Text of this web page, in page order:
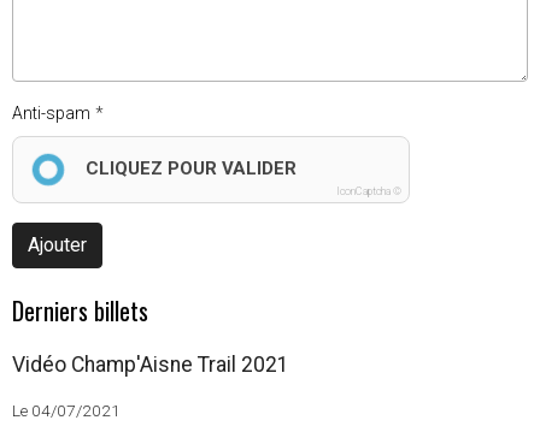
Anti-spam
CLIQUEZ POUR VALIDER
IconCaptcha ©
Ajouter
Derniers billets
Vidéo Champ'Aisne Trail 2021
Le 04/07/2021